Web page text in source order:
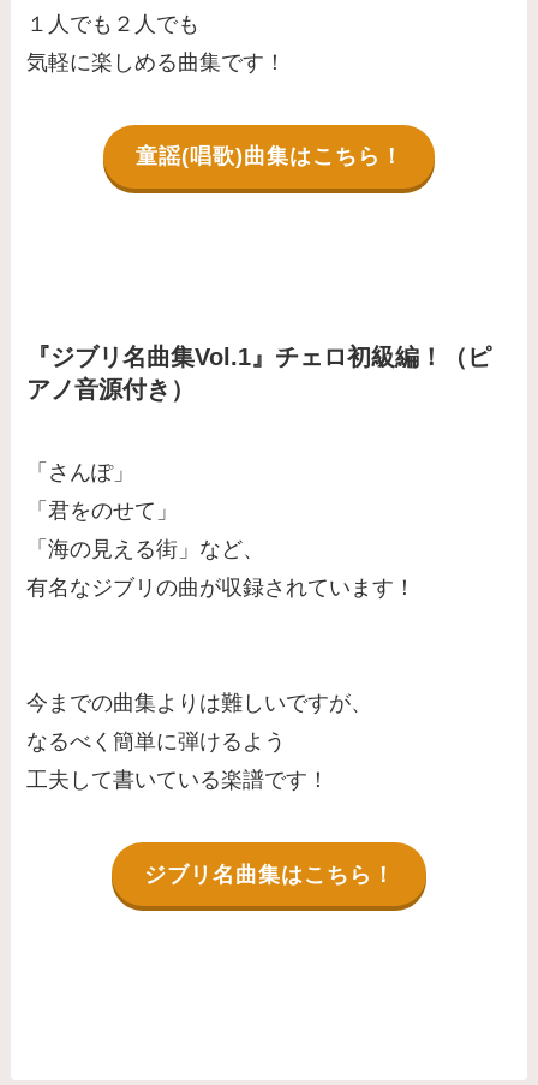
１人でも２人でも
気軽に楽しめる曲集です！
童謡(唱歌)曲集はこちら！
『ジブリ名曲集Vol.1』チェロ初級編！（ピ
アノ音源付き）
「さんぽ」
「君をのせて」
「海の見える街」など、
有名なジブリの曲が収録されています！
今までの曲集よりは難しいですが、
なるべく簡単に弾けるよう
工夫して書いている楽譜です！
ジブリ名曲集はこちら！